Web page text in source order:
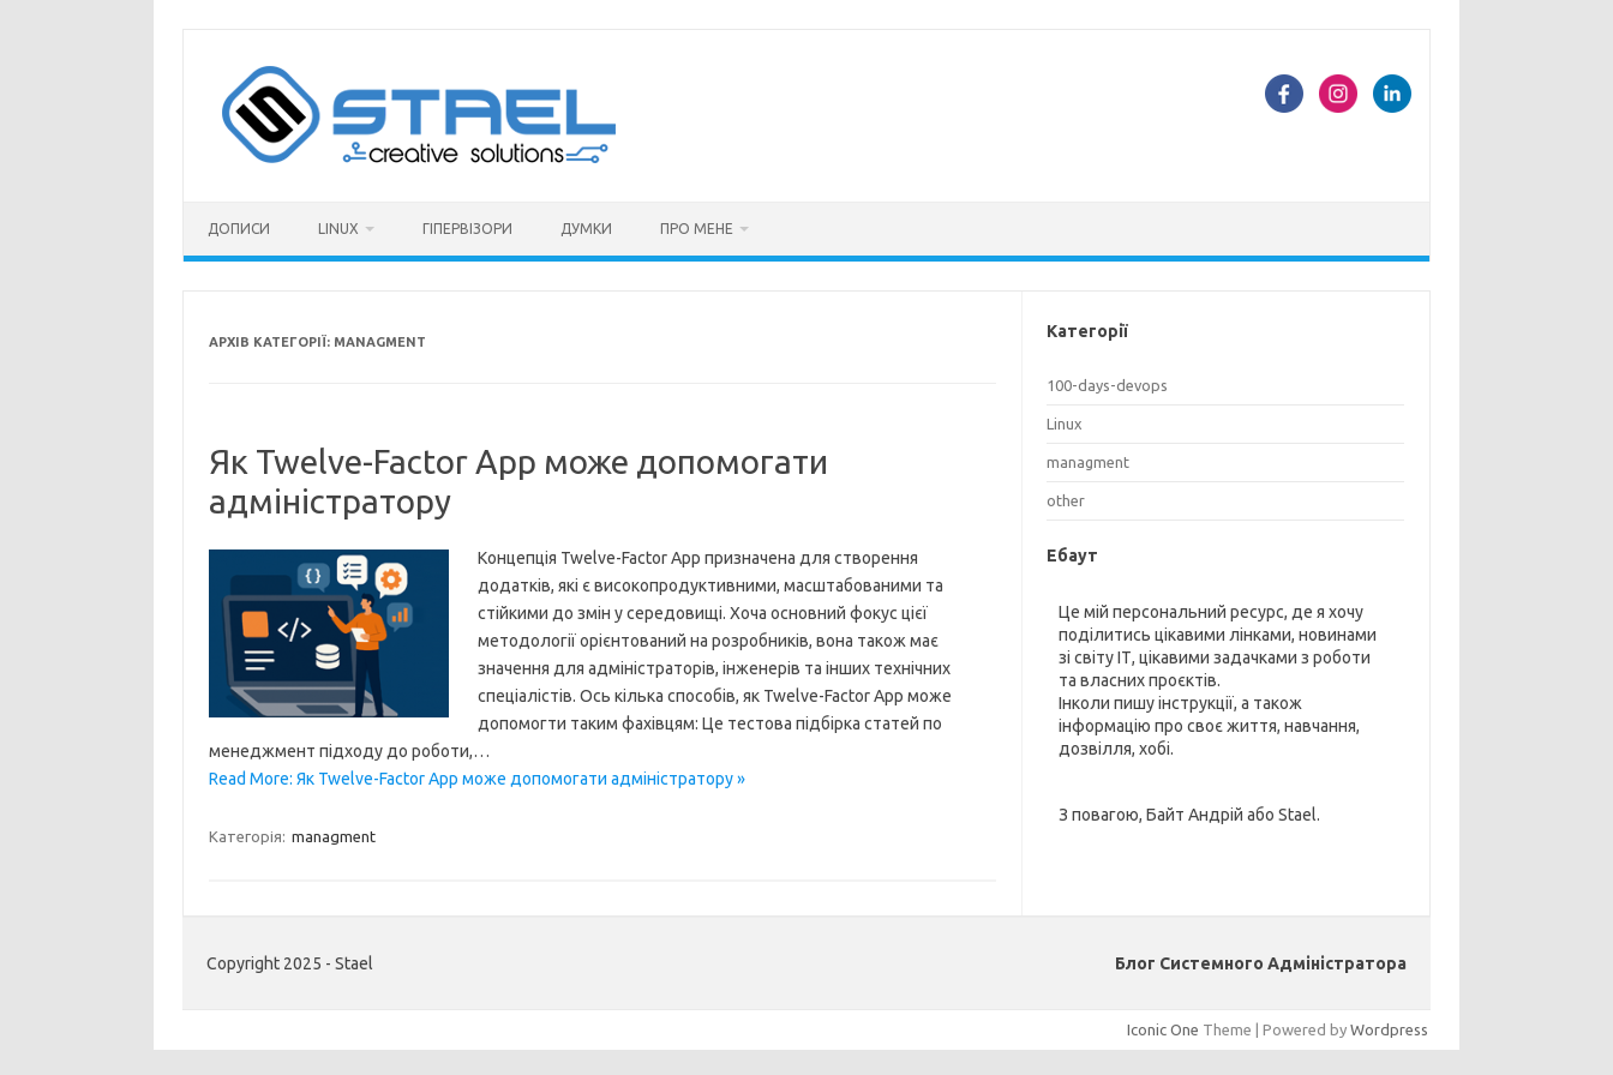
ДОПИСИ LINUX ГІПЕРВІЗОРИ ДУМКИ ПРО МЕНЕ
АРХІВ КАТЕГОРІЇ: MANAGMENT
Як Twelve-Factor App може допомогати
адміністратору
Концепція Twelve-Factor App призначена для створення
додатків, які є високопродуктивними, масштабованими та
стійкими до змін у середовищі. Хоча основний фокус цієї
методології орієнтований на розробників, вона також має
значення для адміністраторів, інженерів та інших технічних
спеціалістів. Ось кілька способів, як Twelve-Factor App може
допомогти таким фахівцям: Це тестова підбірка статей по
менеджмент підходу до роботи,…
Read More: Як Twelve-Factor App може допомогати адміністратору »
Категорія: managment
Категорії
100-days-devops
Linux
managment
other
Ебаут
Це мій персональний ресурс, де я хочу
поділитись цікавими лінками, новинами
зі світу ІТ, цікавими задачками з роботи
та власних проєктів.
Інколи пишу інструкції, а також
інформацію про своє життя, навчання,
дозвілля, хобі.
З повагою, Байт Андрій або Stael.
Copyright 2025 - Stael Блог Системного Адміністратора
Iconic One Theme | Powered by Wordpress